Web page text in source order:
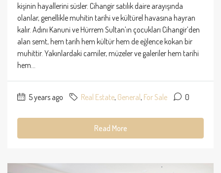
kişinin hayallerini süsler. Cihangir satılık daire arayışında
olanlar, genellikle muhitin tarihi ve kültürel havasına hayran
kalır. Adını Kanuni ve Hürrem Sultan’ın çocukları Cihangir’den
alan semt, hem tarih hem kültür hem de eğlence kokan bir
muhittir. Yakınlardaki camiler, müzeler ve galeriler hem tarihi
hem...
5 years ago Real Estate, General , For Sale 0
Read More